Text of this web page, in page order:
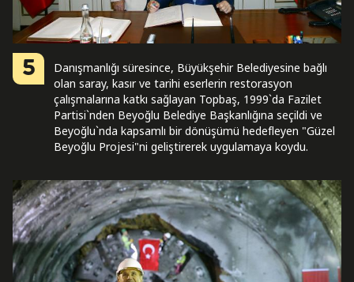
5
Danışmanlığı süresince, Büyükşehir Belediyesine bağlı
olan saray, kasır ve tarihi eserlerin restorasyon
çalışmalarına katkı sağlayan Topbaş, 1999`da Fazilet
Partisi`nden Beyoğlu Belediye Başkanlığına seçildi ve
Beyoğlu`nda kapsamlı bir dönüşümü hedefleyen "Güzel
Beyoğlu Projesi"ni geliştirerek uygulamaya koydu.